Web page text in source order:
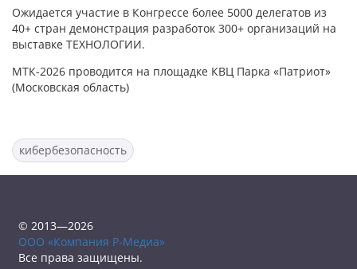
Ожидается участие в Конгрессе более 5000 делегатов из
40+ стран демонстрация разработок 300+ организаций на
выставке ТЕХНОЛОГИИ.
МТК-2026 проводится на площадке КВЦ Парка «Патриот»
(Московская область)
кибербезопасность
© 2013—2026
ООО «Компания Р-Медиа»
Все права защищены.